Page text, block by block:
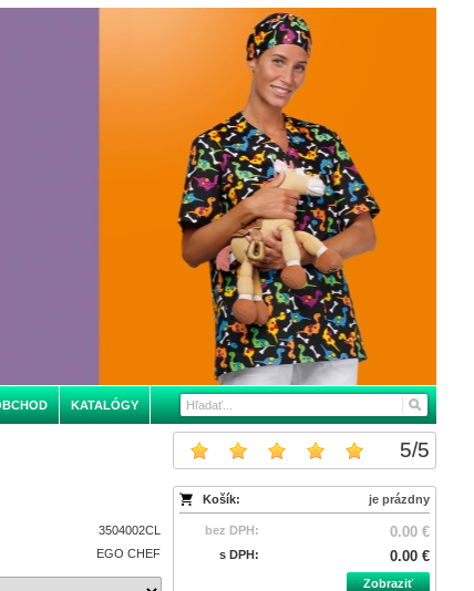
KATALÓGY
5/5
Košík: je prázdny
bez DPH: 0.00 €
s DPH: 0.00 €
Zobraziť
3504002CL
EGO CHEF